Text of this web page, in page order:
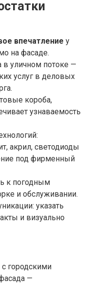
впечатление у
на фасаде.
уличном потоке —
услуг в деловых
короба,
узнаваемость
акрил, светодиоды
под фирменный
к погодным
и обслуживании.
указать
и визуально
городскими
—